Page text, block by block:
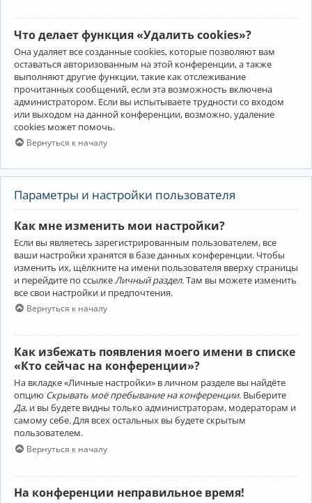
Что делает функция «Удалить cookies»?
Она удаляет все созданные cookies, которые позволяют вам
оставаться авторизованным на этой конференции, а также
выполняют другие функции, такие как отслеживание
прочитанных сообщений, если эта возможность включена
администратором. Если вы испытываете трудности со входом
или выходом на данной конференции, возможно, удаление
cookies может помочь.
Вернуться к началу
Параметры и настройки пользователя
Как мне изменить мои настройки?
Если вы являетесь зарегистрированным пользователем, все
ваши настройки хранятся в базе данных конференции. Чтобы
изменить их, щёлкните на имени пользователя вверху страницы
и перейдите по ссылке Личный раздел. Там вы можете изменить
все свои настройки и предпочтения.
Вернуться к началу
Как избежать появления моего имени в списке
«Кто сейчас на конференции»?
На вкладке «Личные настройки» в личном разделе вы найдёте
опцию Скрывать моё пребывание на конференции. Выберите
Да, и вы будете видны только администраторам, модераторам и
самому себе. Для всех остальных вы будете скрытым
пользователем.
Вернуться к началу
На конференции неправильное время!